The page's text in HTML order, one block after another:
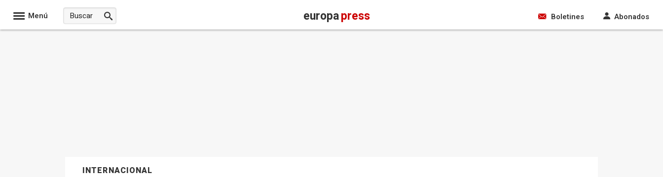
Menú europapress Boletines Abonados
INTERNACIONAL